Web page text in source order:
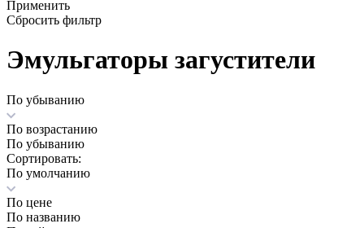
Применить
Сбросить фильтр
Эмульгаторы загустители
По убыванию
По возрастанию
По убыванию
Сортировать:
По умолчанию
По цене
По названию